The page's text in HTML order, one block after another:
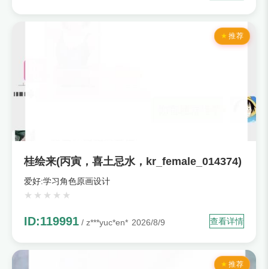
推荐
桂绘来(丙寅，喜土忌水，kr_female_014374)
爱好:学习角色原画设计
ID:119991 / z***yuc*en* 2026/8/9 查看详情
推荐